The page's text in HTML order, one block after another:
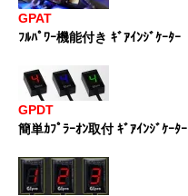
GPAT
ﾌﾙﾊﾟﾜｰ機能付き ｷﾞｱｲﾝｼﾞｹｰﾀｰ
GPDT
簡単ｶﾌﾟﾗｰｵﾝ取付 ｷﾞｱｲﾝｼﾞｹｰﾀｰ